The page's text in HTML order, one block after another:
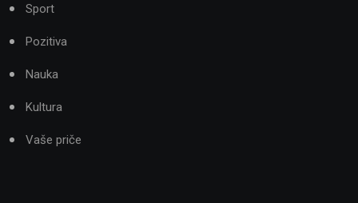
Sport
Pozitiva
Nauka
Kultura
Vaše priče